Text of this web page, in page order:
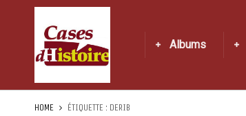
Albums
HOME ÉTIQUETTE : DERIB